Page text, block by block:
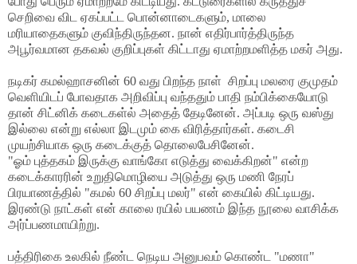
செறிவை விட ஏகப்பட்ட பொன்னாடைகளும், மாலை
மரியாதைகளும் குவிந்திருந்தன. நான் எதிர்பார்த்திருந்த
அபூர்வமான தகவல் குறிப்புகள் கிட்டாது ஏமாற்றமளித்த மகர் அது.
நடிகர் கமல்ஹாசனின் 60 வது பிறந்த நாள் சிறப்பு மலரை குமுதம்
வெளியிடப் போவதாக அறிவிப்பு வந்ததும் பாதி நம்பிக்கையோடு
தான் சிட்னிக் கடைகள்ல் அதைத் தேடினேன். அப்படி ஒரு வஸ்து
இல்லை என்று எல்லா இடமும் கை விரித்தார்கள். கடைசி
முயற்சியாக ஒரு கடைக்குத் தொலைபேசினேன்.
"ஓம் புத்தகம் இருக்கு வாங்கோ எடுத்து வைக்கிறன்" என்ற
கடைக்காரரின் உறுதிமொழியை அடுத்து ஒரு மணி நேரப்
பிரயாணத்தில் "கமல் 60 சிறப்பு மலர்" என் கையில் கிட்டியது.
இரண்டு நாட்கள் என் காலை ரயில் பயணம் இந்த நூலை வாசிக்க
அர்ப்பணமாயிற்று.
பத்திரிகை உலகில் நீண்ட நெடிய அனுபவம் கொண்ட "மணா"